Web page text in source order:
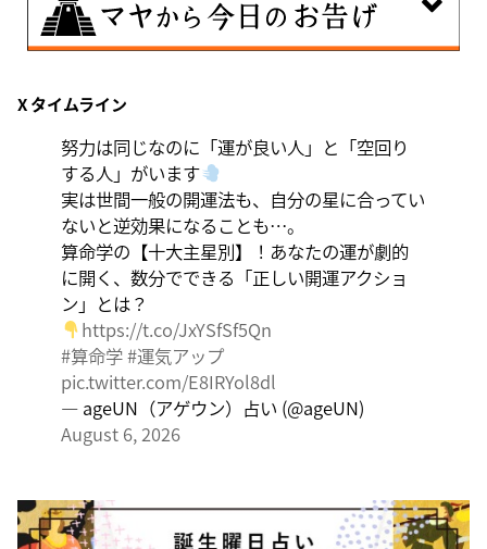
興味のある分野で、熟練を志す日。なんとなくではな
す。
X タイムライン
努力は同じなのに「運が良い人」と「空回り
する人」がいます
実は世間一般の開運法も、自分の星に合ってい
ないと逆効果になることも…。
算命学の【十大主星別】！あなたの運が劇的
に開く、数分でできる「正しい開運アクショ
ン」とは？
https://t.co/JxYSfSf5Qn
#算命学#運気アップ
pic.twitter.com/E8IRYol8dl
— ageUN（アゲウン）占い (@ageUN)
August 6, 2026